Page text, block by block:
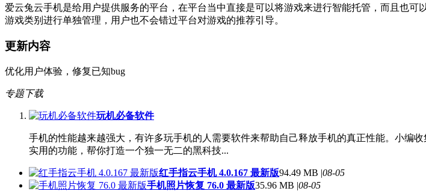
爱云兔云手机是给用户提供服务的平台，在平台当中直接是可以将游戏来进行智能托管，而且也
游戏类别进行单独管理，用户也不会错过平台对游戏的推荐引导。
更新内容
优化用户体验，修复已知bug
专题下载
玩机必备软件
手机的性能越来越强大，有许多玩手机的人需要软件来帮助自己释放手机的真正性能。小编
实用的功能，帮你打造一个独一无二的黑科技...
红手指云手机 4.0.167 最新版94.49 MB |08-05
手机照片恢复 76.0 最新版35.96 MB |08-05